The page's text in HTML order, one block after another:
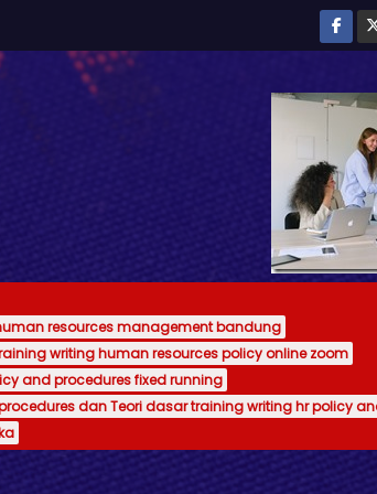
resources management bandung
writing human resources policy online zoom
and procedures fixed running
dan Teori dasar training writing hr policy